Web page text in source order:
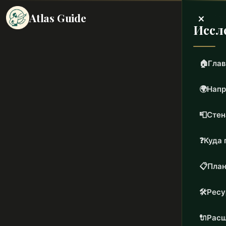
Atlas Guide ×
🏠
🌍
📮
❓Куда
📋
🛠️
🔌